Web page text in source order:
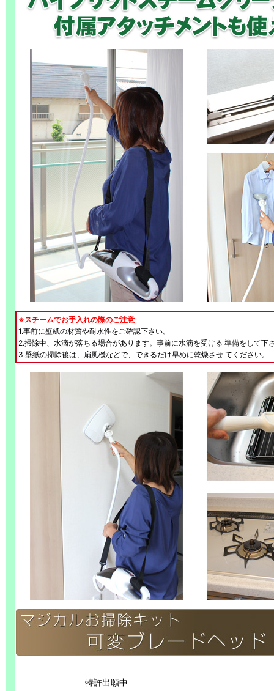
※スチームでお手入れの際のご注意
1.事前に壁紙の材質や耐水性をご確認下さい。
2.掃除中、水滴が落ちる場合があります。事前に水滴を受ける 準備をして下
3.壁紙の掃除後は、扇風機などで、できるだけ早めに乾燥させ てください。
特許出願中